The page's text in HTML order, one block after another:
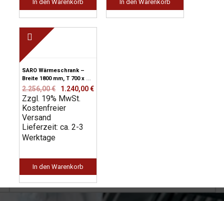
In den Warenkorb In den Warenkorb
SARO Wärmeschrank –
Breite 1800 mm, T 700 x H
850 mm
2.256,00€Ursprünglicher
Preis
war:
1.240,00€
Aktueller
Preis
ist:
Zzgl. 19% MwSt.
Kostenfreier
Versand
Lieferzeit: ca. 2-3
Werktage
In den Warenkorb